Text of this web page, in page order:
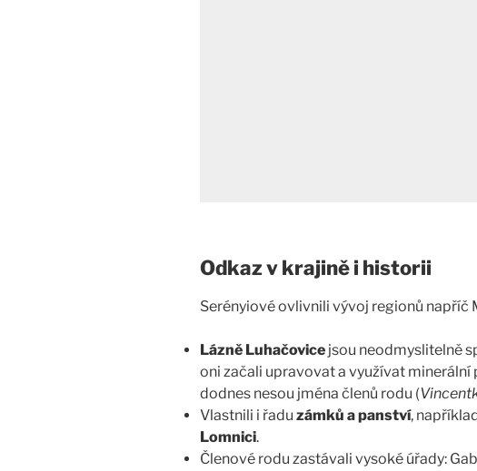
Odkaz v krajině i historii
Serényiové ovlivnili vývoj regionů napříč
Lázně Luhačovice jsou neodmyslitelně
oni začali upravovat a využívat minerální
dodnes nesou jména členů rodu (
Vlastnili i řadu zámků a panství,
Lomnici.
Členové rodu zastávali vysoké úřady: